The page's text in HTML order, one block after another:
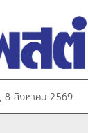
, 8 สิงหาคม 2569